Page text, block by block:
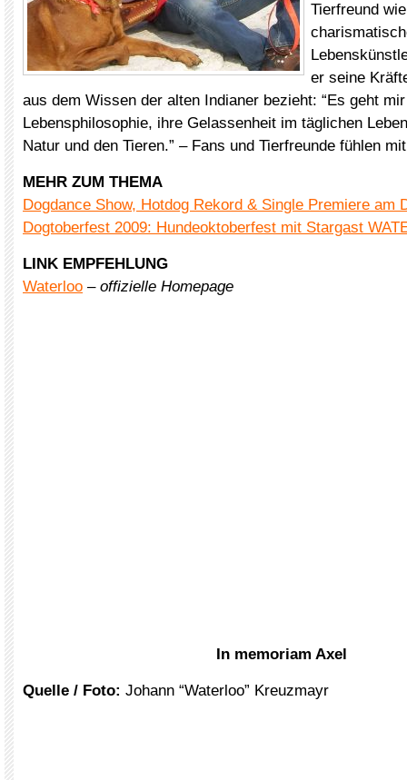
Tierfreund
er seine
aus dem Wissen der alten Indianer bezieht: “Es geht
Lebensphilosophie, ihre Gelassenheit im täglichen
Natur und den Tieren.” – Fans und Tierfreunde fühlen
MEHR ZUM THEMA
Dogdance Show, Hotdog Rekord & Single Premiere am
Dogtoberfest 2009: Hundeoktoberfest mit Stargast
LINK EMPFEHLUNG
Waterloo – offizielle Homepage
In memoriam Axel
Quelle / Foto: Johann “Waterloo” Kreuzmayr